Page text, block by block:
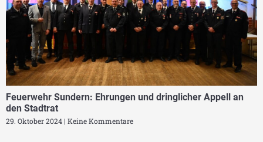
Feuerwehr Sundern: Ehrungen und dringlicher Appell an
den Stadtrat
29. Oktober 2024 Keine Kommentare